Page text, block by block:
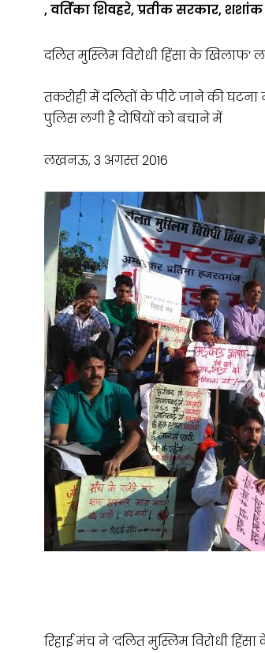
, वर्तिका शिवहरे, प्रतीक सरकार,
दलित मुस्लिम विरोधी हिंसा के खिलाफ’
तकरोही में दलितों के पीटे जाने की घटना
पुलिस लगी है दोषियों को बचाने में
लखनऊ, 3 अगस्त 2016
रिहाई मंच ने ‘दलित मुस्लिम विरोधी